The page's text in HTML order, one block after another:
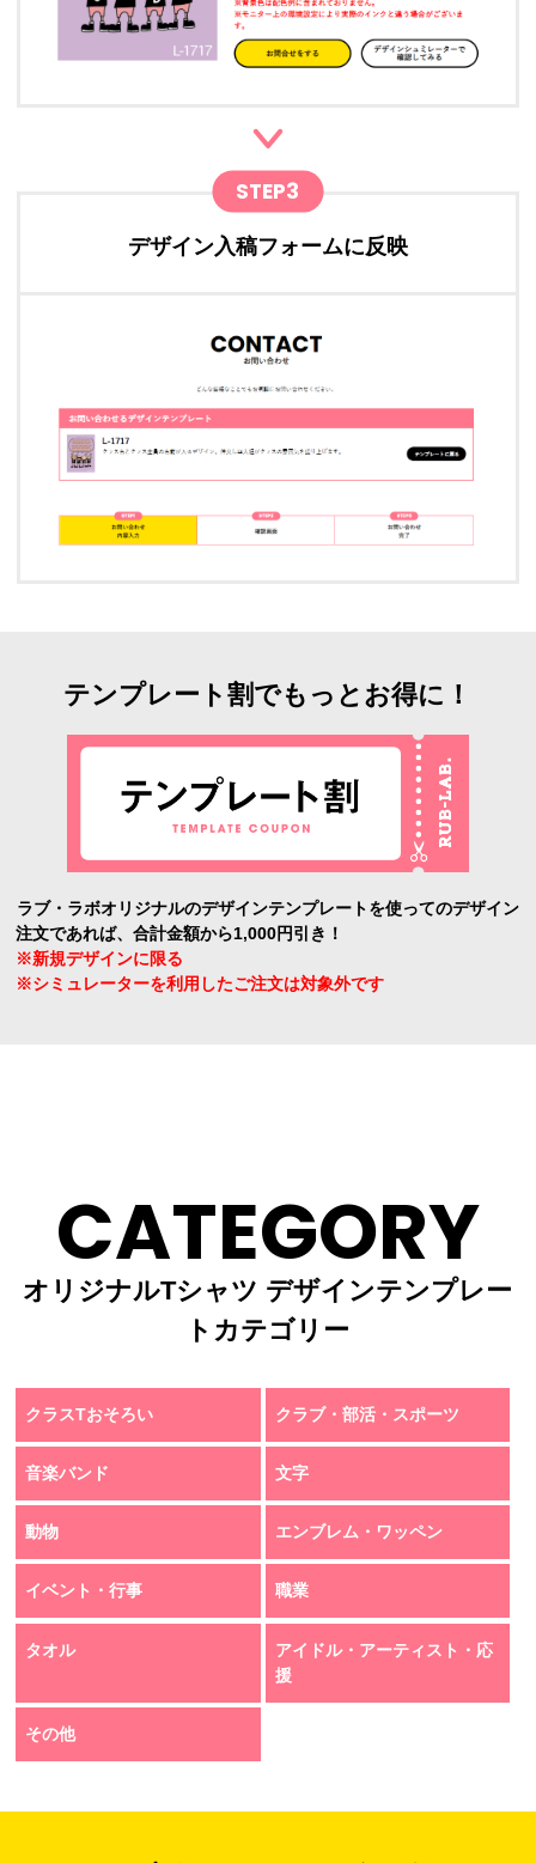
STEP3
デザイン入稿フォームに反映
テンプレート割でもっとお得に！
ラブ・ラボオリジナルのデザインテンプレートを使ってのデザイン
注文であれば、合計金額から1,000円引き！
※新規デザインに限る
※シミュレーターを利用したご注文は対象外です
CATEGORY
オリジナルTシャツ デザインテンプレー
トカテゴリー
クラスTおそろい クラブ・部活・スポーツ
音楽バンド 文字
動物 エンブレム・ワッペン
イベント・行事 職業
タオル
アイドル・アーティスト・応
援
その他